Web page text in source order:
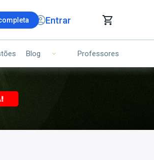
Entrar
está vazio.
Blog Professores